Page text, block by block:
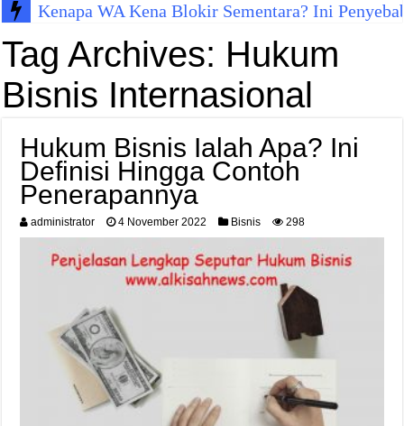
Kenapa WA Kena Blokir Sementara? Ini
Tag Archives: Hukum
Bisnis Internasional
Hukum Bisnis Ialah Apa? Ini
Definisi Hingga Contoh
Penerapannya
administrator 4 November 2022 Bisnis 298